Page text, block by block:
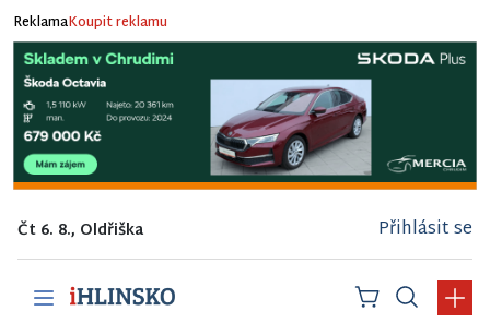
ReklamaKoupit reklamu
Čt 6. 8., Oldřiška Přihlásit se